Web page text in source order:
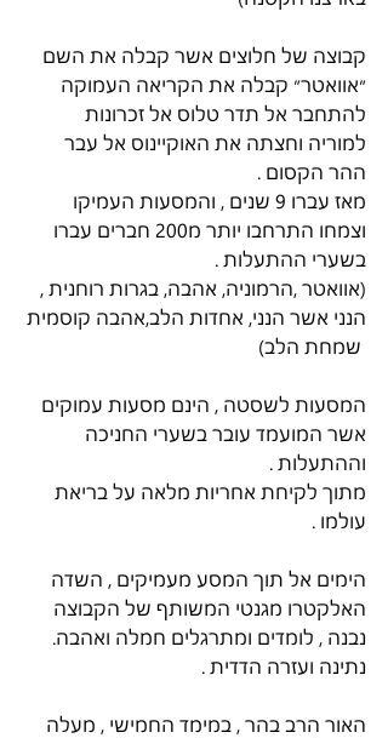
קבוצה של חלוצים אשר קבלה את השם
״אוואטר״ קבלה את הקריאה העמוקה
להתחבר אל תדר טלוס אל זכרונות
למוריה וחצתה את האוקיינוס אל עבר
ההר הקסום .
מאז עברו 9 שנים , והמסעות העמיקו
וצמחו התרחבו יותר מ200 חברים עברו
בשערי ההתעלות .
(אוואטר ,הרמוניה, אהבה, בגרות רוחנית ,
הנני אשר הנני, אחדות הלב,אהבה קוסמית
שמחת הלב)
המסעות לשסטה , הינם מסעות עמוקים
אשר המועמד עובר בשערי החניכה
וההתעלות .
מתוך לקיחת אחריות מלאה על בריאת
עולמו .
הימים אל תוך המסע מעמיקים , השדה
האלקטרו מגנטי המשותף של הקבוצה
נבנה , לומדים ומתרגלים חמלה ואהבה.
נתינה ועזרה הדדית .
האור הרב בהר , במימד החמישי , מעלה